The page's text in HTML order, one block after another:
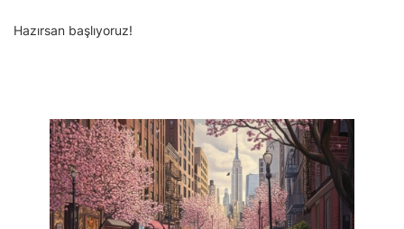
Hazırsan başlıyoruz!